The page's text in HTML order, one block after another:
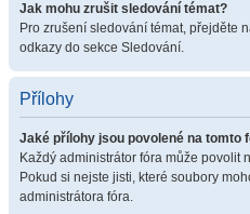
Jak mohu zrušit sledování témat?
Pro zrušení sledování témat, přejděte
odkazy do sekce Sledování.
Přílohy
Jaké přílohy jsou povolené na tomto
Každý administrátor fóra může povolit
Pokud si nejste jisti, které soubory
administrátora fóra.